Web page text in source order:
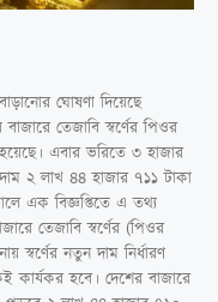
ঘোষণা দিয়েছে
তেজাবি স্বর্ণের পিওর
হয়েছে। এবার ভরিতে ৩ হাজার
২ লাখ ৪৪ হাজার ৭১১ টাকা
এক বিজ্ঞপ্তিতে এ তথ্য
তেজাবি স্বর্ণের (পিওর
স্বর্ণের নতুন দাম নির্ধারণ
হবে। দেশের বাজারে